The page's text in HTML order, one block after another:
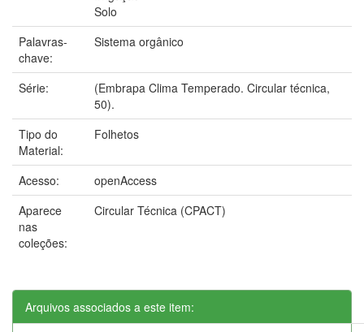
Solo
Palavras-
chave:
Sistema orgânico
Série:
(Embrapa Clima Temperado. Circular técnica,
50).
Tipo do
Material:
Folhetos
Acesso:
openAccess
Aparece
nas
coleções:
Circular Técnica (CPACT)
Arquivos associados a este item: